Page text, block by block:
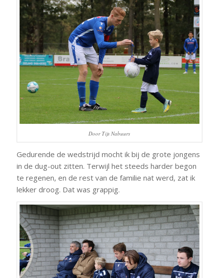
Door Tijs Nabuurs
Gedurende de wedstrijd mocht ik bij de grote jongens
in de dug-out zitten. Terwijl het steeds harder begon
te regenen, en de rest van de familie nat werd, zat ik
lekker droog. Dat was grappig.